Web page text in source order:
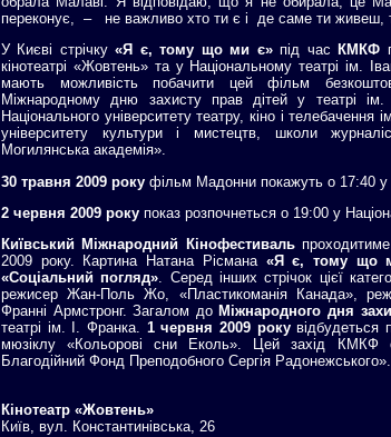
переконує, – не важливо хто ти є і де саме ти живеш,
У Києві стрічку«Я є, тому що ми є»під час КМКФ
кінотеатрі «Жовтень» та у Національному театрі ім.
мають можливість побачити цей фільм
Міжнародному дню захисту прав дітей у театрі
Національного університету театру, кіно і телебачення
університету культури і мистецтв, школи
Могилянська академія».
30 травня 2009 року фільм Мадонни покажуть о 17:40 у
2 червня 2009 року показ розпочнеться о 19:00 у
Київський Міжнародний Кінофестиваль
2009 року. Картина Натана Рісмана «Я є, тому що
«Соціальний погляд». Серед інших стрічок цієї
режисер Жан-Поль Жо, «Пластикоманія Канада»,
Франні Армстронг. Загалом до Міжнародного дня
театрі ім. І. Франка. 1 червня 2009 рокувідбудеться
мюзіклу «Кольорові сни Еколь». Цей захід КМКФ
Благодійний Фонд Преподобного Сергія Радонежського».
Кінотеатр «Жовтень»
Київ, вул. Константинівська, 26